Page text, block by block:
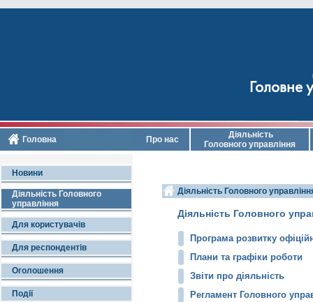
Головне
Головна Про нас
Діяльність
Головного управління
Новини
Діяльність Головного
управління
Для користувачів
Для респондентів
Оголошення
Події
Діяльність Головного
Діяльність Головного
Програма розвитку
Плани та графіки роботи
Звіти про діяльність
Регламент Головного